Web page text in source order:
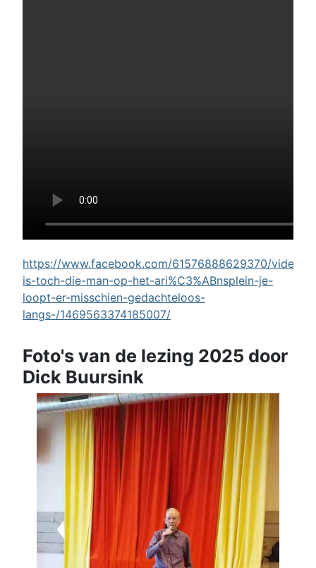
https://www.facebook.com/61576888629370/videos/
is-toch-die-man-op-het-ari%C3%ABnsplein-je-
loopt-er-misschien-gedachteloos-
langs-/1469563374185007/
Foto's van de lezing 2025 door
Dick Buursink